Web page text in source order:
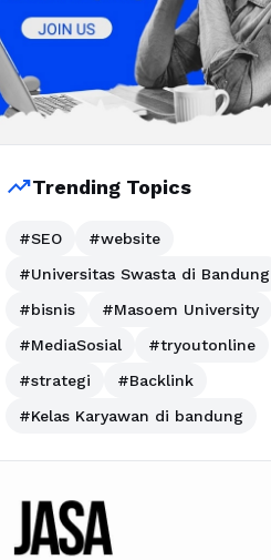
trending_upTrending Topics
#SEO
#website
#Universitas Swasta di Bandung
#bisnis
#Masoem University
#MediaSosial
#tryoutonline
#strategi
#Backlink
#Kelas Karyawan di bandung